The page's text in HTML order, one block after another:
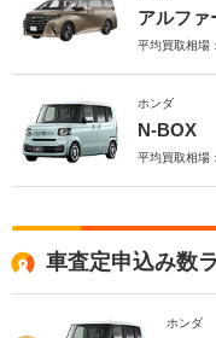
アルファ
平均買取相場：
ホンダ
N-BOX
平均買取相場：
車査定申込み数
ホンダ